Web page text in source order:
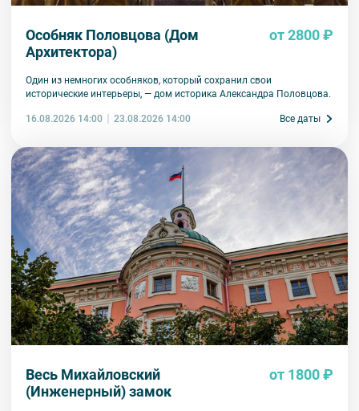
Особняк Половцова (Дом
Архитектора)
от 2800 ₽
Один из немногих особняков, который сохранил свои
исторические интерьеры, — дом историка Александра Половцова.
16.08.2026 14:00 23.08.2026 14:00 Все даты
Весь Михайловский
(Инженерный) замок
от 1800 ₽